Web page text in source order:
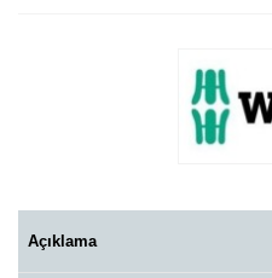
Açıklama